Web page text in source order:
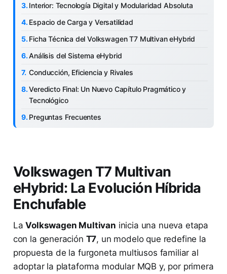
Interior: Tecnología Digital y Modularidad Absoluta
Espacio de Carga y Versatilidad
Ficha Técnica del Volkswagen T7 Multivan eHybrid
Análisis del Sistema eHybrid
Conducción, Eficiencia y Rivales
Veredicto Final: Un Nuevo Capítulo Pragmático y
Tecnológico
Preguntas Frecuentes
Volkswagen T7 Multivan
eHybrid: La Evolución Híbrida
Enchufable
LaVolkswagen Multivan inicia una nueva etapa
con la generación T7, un modelo que redefine la
propuesta de la furgoneta multiusos familiar al
adoptar la plataforma modular MQB y, por primera